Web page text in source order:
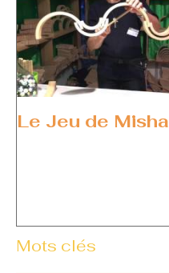
Le Jeu de Misha
Mots clés